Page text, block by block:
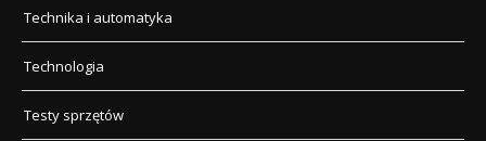
Technika i automatyka
Technologia
Testy sprzętów